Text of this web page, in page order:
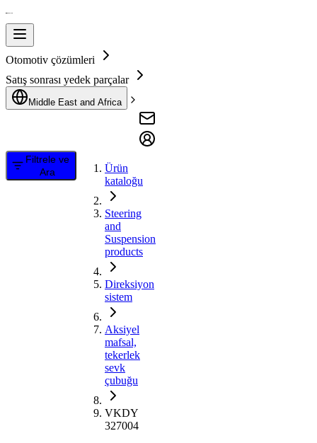
Otomotiv çözümleri
Satış sonrası yedek parçalar
Middle East and Africa
Filtrele ve
Ara
Ürün
kataloğu
Steering
and
Suspension
products
Direksiyon
sistem
Aksiyel
mafsal,
tekerlek
sevk
çubuğu
VKDY
327004